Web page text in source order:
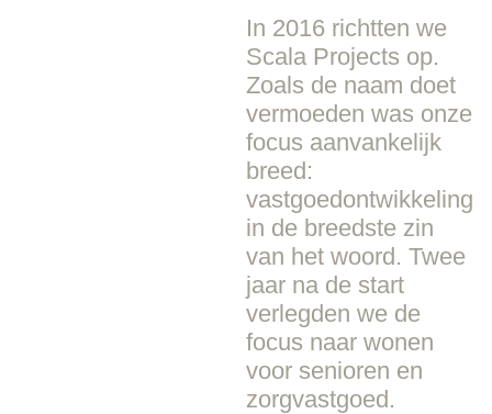
In 2016 richtten we
Scala Projects op.
Zoals de naam doet
vermoeden was onze
focus aanvankelijk
breed:
vastgoedontwikkeling
in de breedste zin
van het woord. Twee
jaar na de start
verlegden we de
focus naar wonen
voor senioren en
zorgvastgoed.